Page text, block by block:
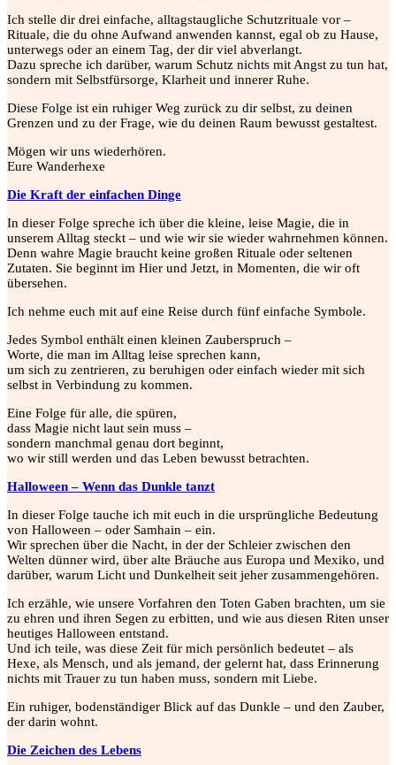
Ich stelle dir drei einfache, alltagstaugliche Schutzrituale vor –
Rituale, die du ohne Aufwand anwenden kannst, egal ob zu Hause,
unterwegs oder an einem Tag, der dir viel abverlangt.
Dazu spreche ich darüber, warum Schutz nichts mit Angst zu tun hat,
sondern mit Selbstfürsorge, Klarheit und innerer Ruhe.
Diese Folge ist ein ruhiger Weg zurück zu dir selbst, zu deinen
Grenzen und zu der Frage, wie du deinen Raum bewusst gestaltest.
Mögen wir uns wiederhören.
Eure Wanderhexe
Die Kraft der einfachen Dinge
In dieser Folge spreche ich über die kleine, leise Magie, die in
unserem Alltag steckt – und wie wir sie wieder wahrnehmen können.
Denn wahre Magie braucht keine großen Rituale oder seltenen
Zutaten. Sie beginnt im Hier und Jetzt, in Momenten, die wir oft
übersehen.
Ich nehme euch mit auf eine Reise durch fünf einfache Symbole.
Jedes Symbol enthält einen kleinen Zauberspruch –
Worte, die man im Alltag leise sprechen kann,
um sich zu zentrieren, zu beruhigen oder einfach wieder mit sich
selbst in Verbindung zu kommen.
Eine Folge für alle, die spüren,
dass Magie nicht laut sein muss –
sondern manchmal genau dort beginnt,
wo wir still werden und das Leben bewusst betrachten.
Halloween – Wenn das Dunkle tanzt
In dieser Folge tauche ich mit euch in die ursprüngliche Bedeutung
von Halloween – oder Samhain – ein.
Wir sprechen über die Nacht, in der der Schleier zwischen den
Welten dünner wird, über alte Bräuche aus Europa und Mexiko, und
darüber, warum Licht und Dunkelheit seit jeher zusammengehören.
Ich erzähle, wie unsere Vorfahren den Toten Gaben brachten, um sie
zu ehren und ihren Segen zu erbitten, und wie aus diesen Riten unser
heutiges Halloween entstand.
Und ich teile, was diese Zeit für mich persönlich bedeutet – als
Hexe, als Mensch, und als jemand, der gelernt hat, dass Erinnerung
nichts mit Trauer zu tun haben muss, sondern mit Liebe.
Ein ruhiger, bodenständiger Blick auf das Dunkle – und den Zauber,
der darin wohnt.
Die Zeichen des Lebens